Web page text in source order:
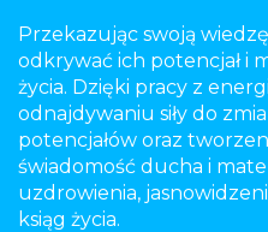
Przekazując swoją
odkrywać ich potencjał i
życia. Dzięki pracy z
odnajdywaniu siły do
potencjałów oraz
świadomość ducha i
uzdrowienia,
ksiąg życia.